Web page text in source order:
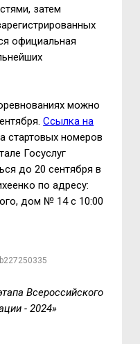
затем
официальная
можно
Ссылка на
стартовых номеров
Госуслуг
до 20 сентября в
по адресу:
дом № 14 с 10:00
Всероссийского
- 2024»